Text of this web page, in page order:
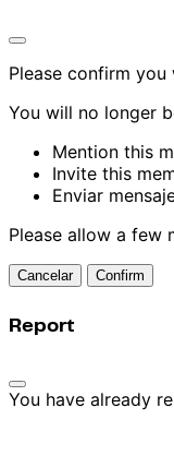
Please confirm
You will no longer
Mention this
Invite this
Enviar
Please allow a few
Confirm
Report
You have already